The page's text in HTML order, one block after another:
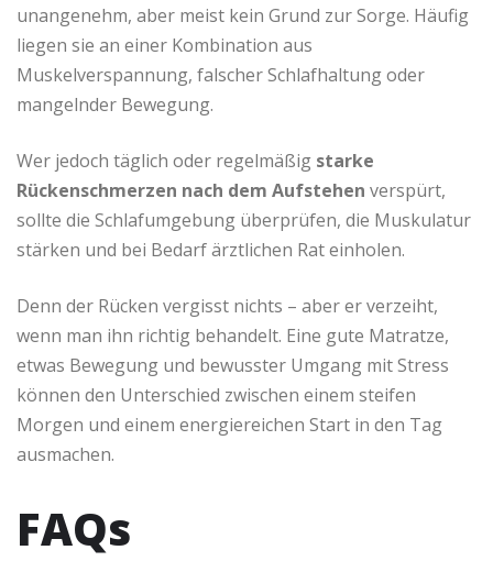
unangenehm, aber meist kein Grund zur Sorge. Häufig
liegen sie an einer Kombination aus
Muskelverspannung, falscher Schlafhaltung oder
mangelnder Bewegung.
Wer jedoch täglich oder regelmäßig starke
Rückenschmerzen nach dem Aufstehen verspürt,
sollte die Schlafumgebung überprüfen, die Muskulatur
stärken und bei Bedarf ärztlichen Rat einholen.
Denn der Rücken vergisst nichts – aber er verzeiht,
wenn man ihn richtig behandelt. Eine gute Matratze,
etwas Bewegung und bewusster Umgang mit Stress
können den Unterschied zwischen einem steifen
Morgen und einem energiereichen Start in den Tag
ausmachen.
FAQs